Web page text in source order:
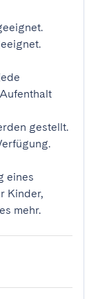
gestellt.
eines
Kinder,
mehr.